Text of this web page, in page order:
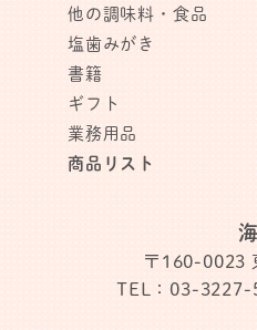
他の調味料・食品
塩歯みがき
書籍
ギフト
業務用品
商品リスト
〒160-0023
TEL：03-3227-